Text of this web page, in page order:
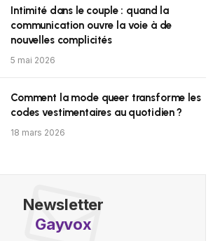
Intimité dans le couple : quand la
communication ouvre la voie à de
nouvelles complicités
5 mai 2026
Comment la mode queer transforme les
codes vestimentaires au quotidien ?
18 mars 2026
Newsletter
Gayvox